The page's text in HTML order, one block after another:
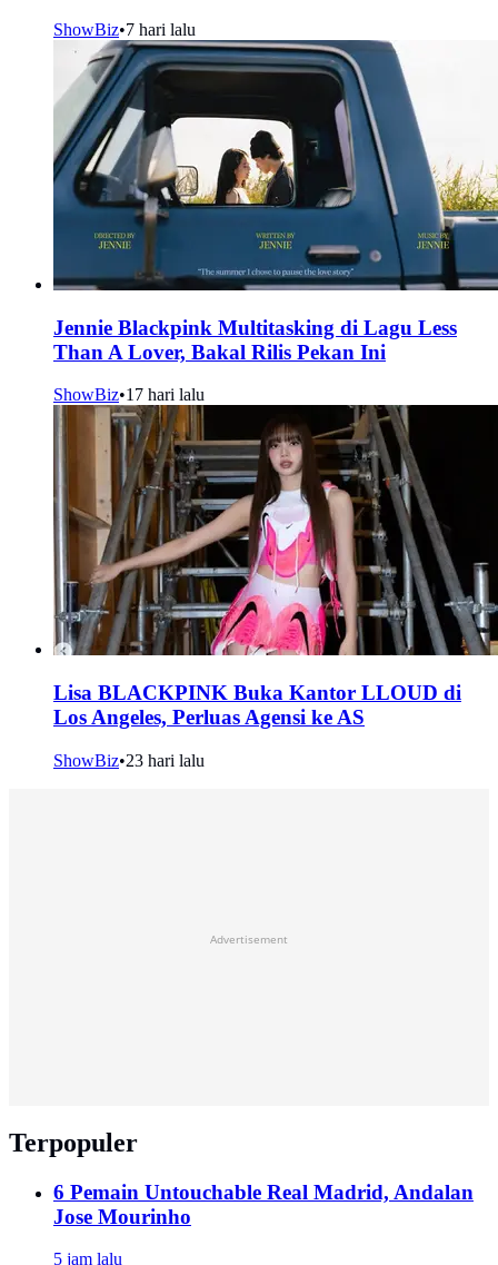
ShowBiz•7 hari lalu
Jennie Blackpink Multitasking di Lagu Less
Than A Lover, Bakal Rilis Pekan Ini
ShowBiz•17 hari lalu
Lisa BLACKPINK Buka Kantor LLOUD di
Los Angeles, Perluas Agensi ke AS
ShowBiz•23 hari lalu
Advertisement
Terpopuler
6 Pemain Untouchable Real Madrid, Andalan
Jose Mourinho
5 jam lalu